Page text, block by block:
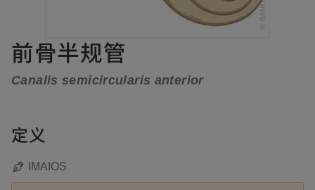
前骨半规管
Canalis semicircularis anterior
定义
IMAIOS